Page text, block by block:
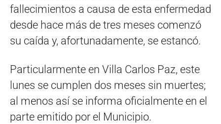
fallecimientos a causa de esta enfermedad
desde hace más de tres meses comenzó
su caída y, afortunadamente, se estancó.
Particularmente en Villa Carlos Paz, este
lunes se cumplen dos meses sin muertes;
al menos así se informa oficialmente en el
parte emitido por el Municipio.